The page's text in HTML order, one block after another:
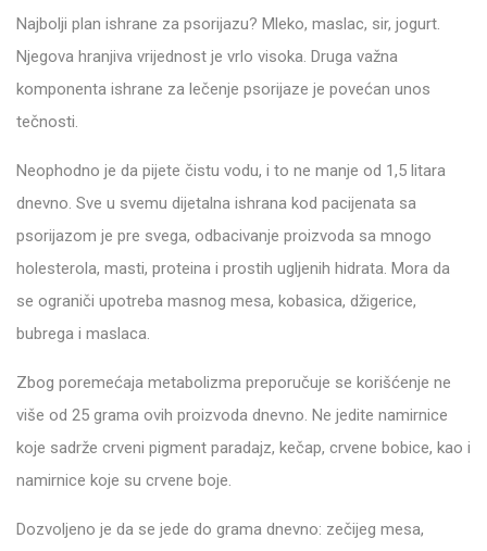
Najbolji plan ishrane za psorijazu? Mleko, maslac, sir, jogurt.
Njegova hranjiva vrijednost je vrlo visoka. Druga važna
komponenta ishrane za lečenje psorijaze je povećan unos
tečnosti.
Neophodno je da pijete čistu vodu, i to ne manje od 1,5 litara
dnevno. Sve u svemu dijetalna ishrana kod pacijenata sa
psorijazom je pre svega, odbacivanje proizvoda sa mnogo
holesterola, masti, proteina i prostih ugljenih hidrata. Mora da
se ograniči upotreba masnog mesa, kobasica, džigerice,
bubrega i maslaca.
Zbog poremećaja metabolizma preporučuje se korišćenje ne
više od 25 grama ovih proizvoda dnevno. Ne jedite namirnice
koje sadrže crveni pigment paradajz, kečap, crvene bobice, kao i
namirnice koje su crvene boje.
Dozvoljeno je da se jede do grama dnevno: zečijeg mesa,